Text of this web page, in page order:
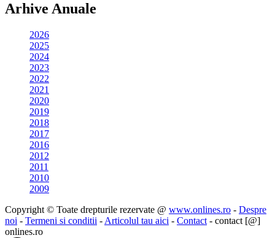
Arhive Anuale
2026
2025
2024
2023
2022
2021
2020
2019
2018
2017
2016
2012
2011
2010
2009
Copyright © Toate drepturile rezervate @ www.onlines.ro - Despre
noi - Termeni si conditii - Articolul tau aici - Contact - contact [@]
onlines.ro